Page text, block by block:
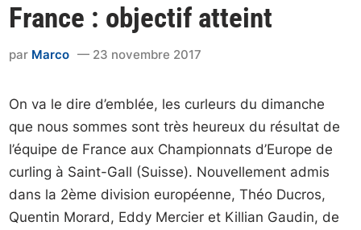
s
e
i
n
France : objectif atteint
par Marco 23 novembre 2017
On va le dire d’emblée, les curleurs du dimanche
que nous sommes sont très heureux du résultat de
l’équipe de France aux Championnats d’Europe de
curling à Saint-Gall (Suisse). Nouvellement admis
dans la 2ème division européenne, Théo Ducros,
Quentin Morard, Eddy Mercier et Killian Gaudin, de